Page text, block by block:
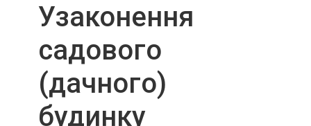
Узаконення
садового
(дачного)
будинку